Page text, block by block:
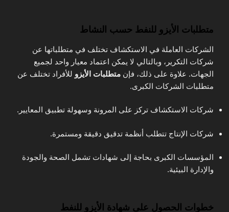
متطلبات الأيزو للنفط حسب النشاط
الشركات العاملة في الاستكشاف تختلف في متطلباتها عن
شركات التكرير، وبالتالي لا يمكن اعتماد معيار واحد لجميع
الجهات. علاوة على ذلك، فإن متطلبات الأيزو للأفراد تختلف عن
متطلبات الشركات الكبرى.
شركات الاستكشاف تركز على المرونة وسهولة تطبيق المعايير.
شركات الإنتاج تتطلب أنظمة تدقيق دقيقة ومستمرة.
المؤسسات الكبرى بحاجة إلى شهادات تشمل الصحة والجودة
والإدارة البيئية.
خطوات الحصول على شهادة الأيزو للنفط